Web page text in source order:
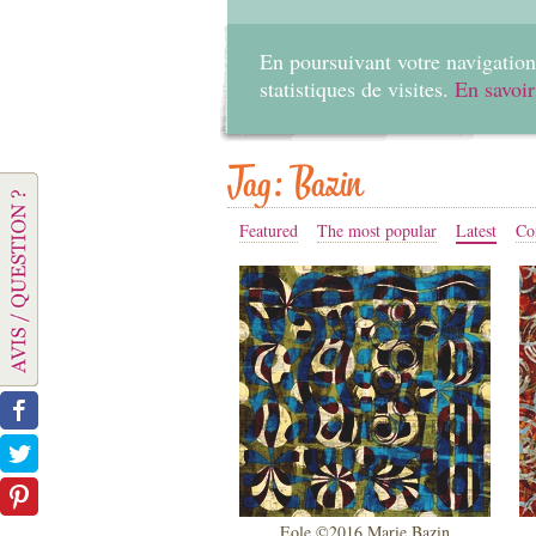
En poursuivant votre
statistiques de visites. En
Tag: Bazin
Featured The most popular Latest